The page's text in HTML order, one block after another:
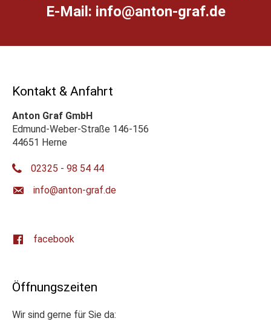
E-Mail: ed.farg-notna@ofni
Kontakt & Anfahrt
Anton Graf GmbH
Edmund-Weber-Straße 146-156
44651 Herne
02325 - 98 54 44
ed.farg-notna@ofni
facebook
Öffnungszeiten
Wir sind gerne für Sie da: